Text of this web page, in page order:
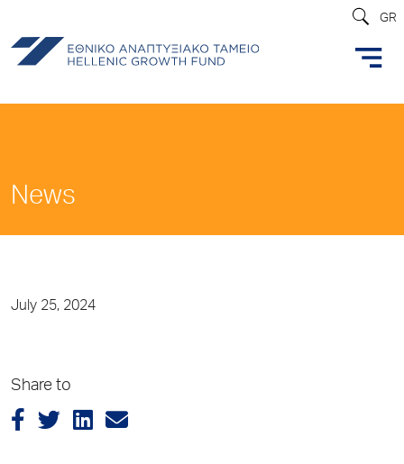
GR
News
July 25, 2024
Share to